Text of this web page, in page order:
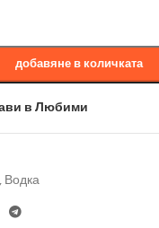
добавяне в количката
в Любими
,Водка